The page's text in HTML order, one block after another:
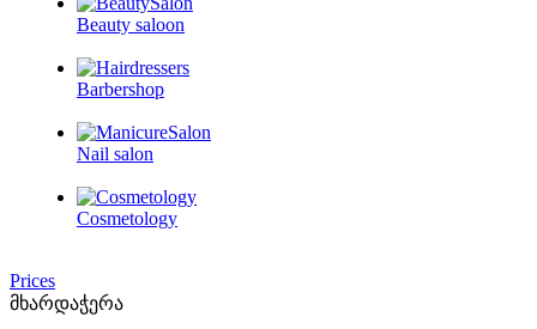
Beauty saloon
Barbershop
Nail salon
Cosmetology
Prices
მხარდაჭერა